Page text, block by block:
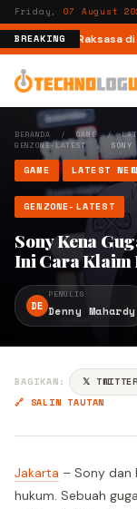
Friday, 07 August
BREAKINGAI Raksasa di
BERANDA /GAME/
GENZONE-LATEST/
GAME LATEST
GENZONE-LATEST
Sony Kena
Ini Cara Klaim
DE
PENULIS
Denny Mahardy
BAGIKAN: 𝕏 TWITTER
🔗 SALIN TAUTAN
Jakarta – Sony dan
hukum. Sebuah